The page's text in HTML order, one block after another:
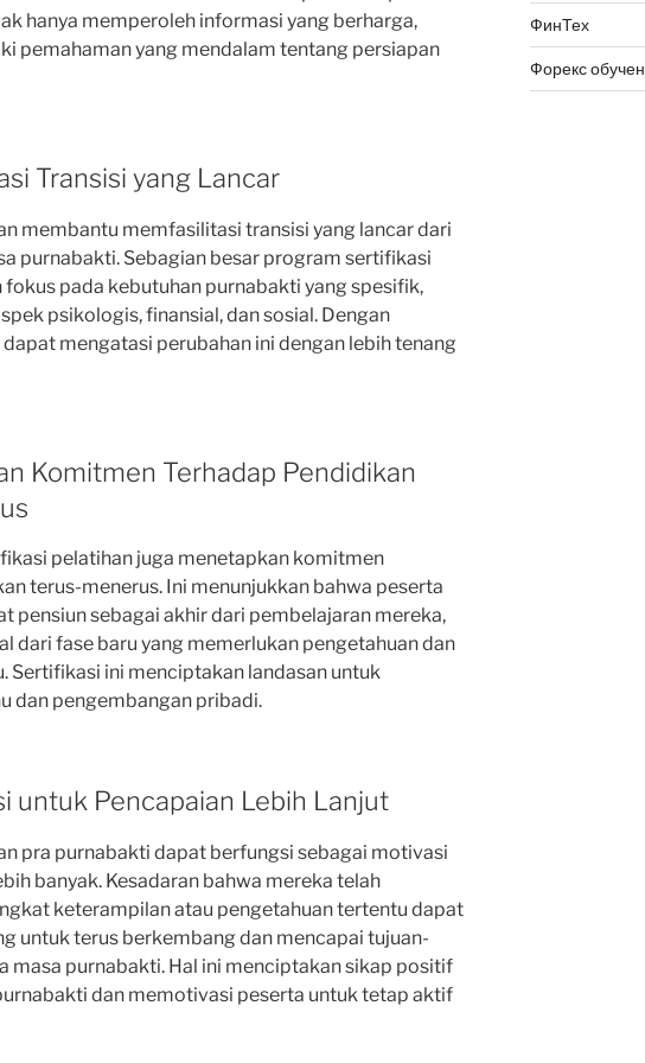
hanya memperoleh informasi yang berharga,
pemahaman yang mendalam tentang persiapan
Transisi yang Lancar
membantu memfasilitasi transisi yang lancar dari
purnabakti. Sebagian besar program sertifikasi
pada kebutuhan purnabakti yang spesifik,
psikologis, finansial, dan sosial. Dengan
mengatasi perubahan ini dengan lebih tenang
Komitmen Terhadap Pendidikan
pelatihan juga menetapkan komitmen
terus-menerus. Ini menunjukkan bahwa peserta
pensiun sebagai akhir dari pembelajaran mereka,
dari fase baru yang memerlukan pengetahuan dan
Sertifikasi ini menciptakan landasan untuk
dan pengembangan pribadi.
untuk Pencapaian Lebih Lanjut
pra purnabakti dapat berfungsi sebagai motivasi
banyak. Kesadaran bahwa mereka telah
keterampilan atau pengetahuan tertentu dapat
untuk terus berkembang dan mencapai tujuan-
masa purnabakti. Hal ini menciptakan sikap positif
dan memotivasi peserta untuk tetap aktif
ФинТех
Форекс